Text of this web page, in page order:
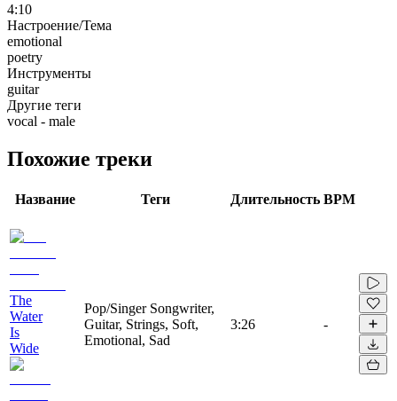
4:10
Настроение/Тема
emotional
poetry
Инструменты
guitar
Другие теги
vocal - male
Похожие треки
Название Теги Длительность BPM
The
Water
Is
Wide
Pop/Singer Songwriter,
Guitar, Strings, Soft,
Emotional, Sad
3:26 -